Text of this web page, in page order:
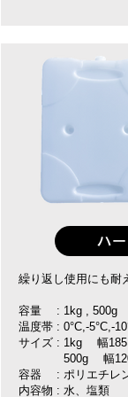
ハ
繰り返し使用にも耐
容量 : 1kg , 500g
温度帯 : 0°C,-5°C,-
サイズ : 1kg 幅
500g 幅120×高
容器 : ポリエチレ
内容物 : 水、塩類